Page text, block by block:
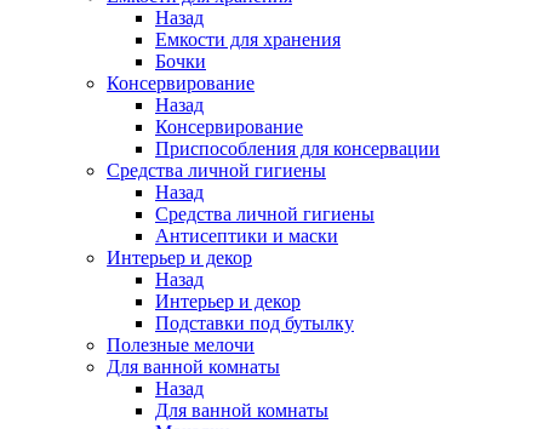
Назад
Емкости для хранения
Бочки
Консервирование
Назад
Консервирование
Приспособления для консервации
Средства личной гигиены
Назад
Средства личной гигиены
Антисептики и маски
Интерьер и декор
Назад
Интерьер и декор
Подставки под бутылку
Полезные мелочи
Для ванной комнаты
Назад
Для ванной комнаты